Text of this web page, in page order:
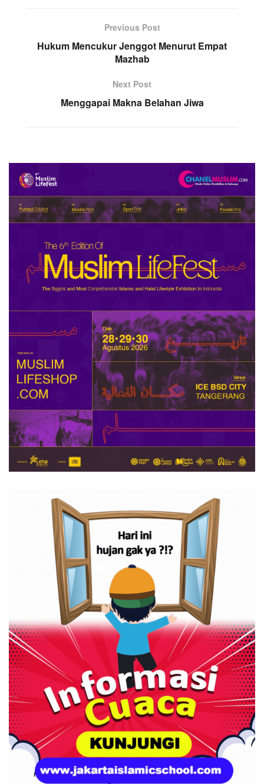
Previous Post
Hukum Mencukur Jenggot Menurut Empat
Mazhab
Next Post
Menggapai Makna Belahan Jiwa